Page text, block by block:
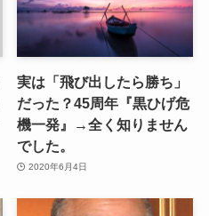
実は「飛び出したら勝ち」
だった？45周年『黒ひげ危
機一発』→全く知りません
でした。
2020年6月4日